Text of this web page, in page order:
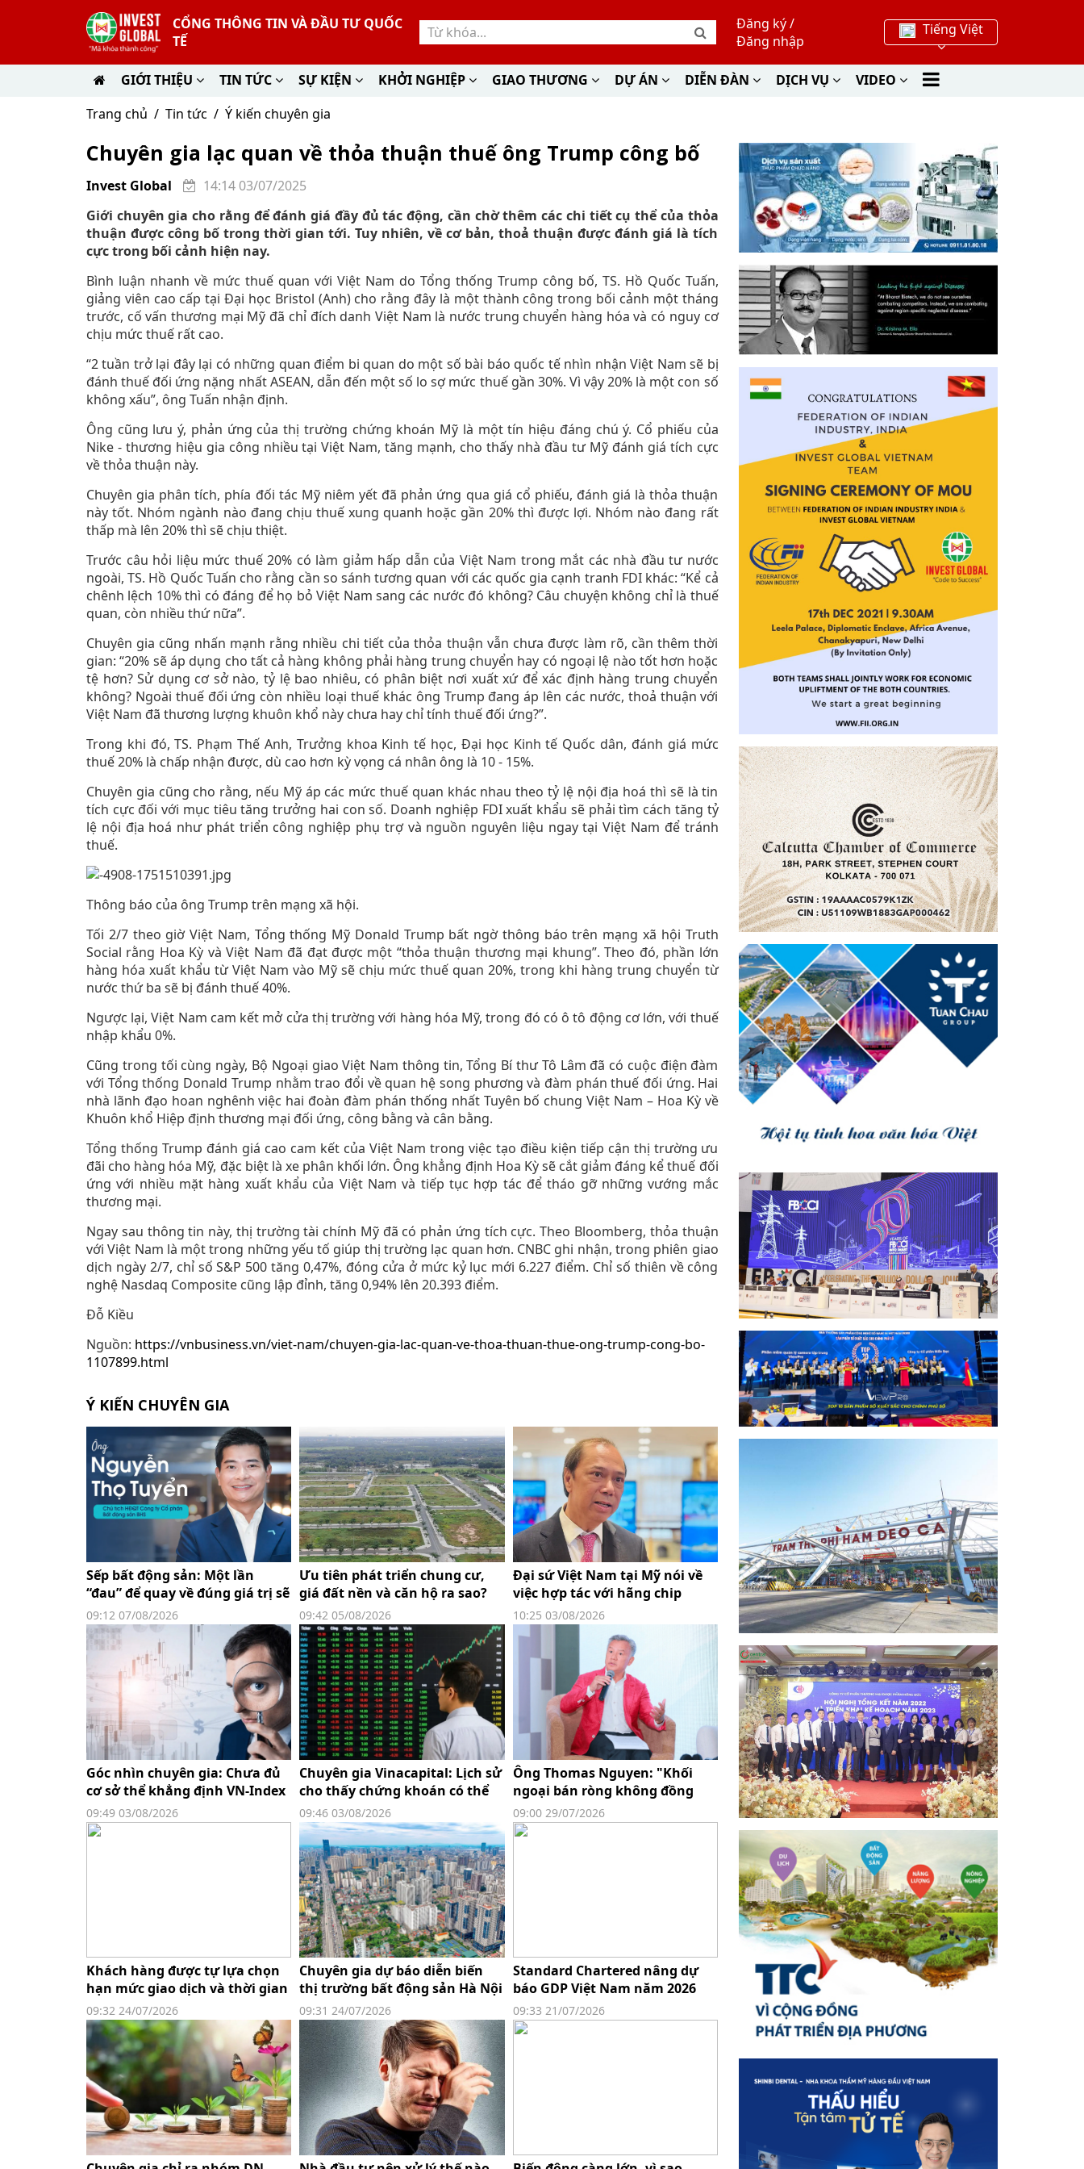
CỔNG THÔNG TIN VÀ ĐẦU TƯ QUỐC
TẾ
Đăng ký/
Đăng nhập
Tiếng Việt
GIỚI THIỆU TIN TỨC SỰ KIỆN KHỞI NGHIỆP GIAO THƯƠNG DỰ ÁN DIỄN ĐÀN DỊCH VỤ
VIDEO
Trang chủ
Tin tức Ý kiến chuyên gia
Chuyên gia lạc quan về thỏa thuận thuế ông Trump công bố
Invest Global
14:14 03/07/2025
Giới chuyên gia cho rằng để đánh giá đầy đủ tác động, cần chờ thêm các chi tiết cụ thể của thỏa
thuận được công bố trong thời gian tới. Tuy nhiên, về cơ bản, thoả thuận được đánh giá là tích
cực trong bối cảnh hiện nay.
Bình luận nhanh về mức thuế quan với Việt Nam do Tổng thống Trump công bố, TS. Hồ Quốc Tuấn,
giảng viên cao cấp tại Đại học Bristol (Anh) cho rằng đây là một thành công trong bối cảnh một tháng
trước, cố vấn thương mại Mỹ đã chỉ đích danh Việt Nam là nước trung chuyển hàng hóa và có nguy cơ
chịu mức thuế rất cao.
“2 tuần trở lại đây lại có những quan điểm bi quan do một số bài báo quốc tế nhìn nhận Việt Nam sẽ bị
đánh thuế đối ứng nặng nhất ASEAN, dẫn đến một số lo sợ mức thuế gần 30%. Vì vậy 20% là một con số
không xấu”, ông Tuấn nhận định.
Ông cũng lưu ý, phản ứng của thị trường chứng khoán Mỹ là một tín hiệu đáng chú ý. Cổ phiếu của
Nike - thương hiệu gia công nhiều tại Việt Nam, tăng mạnh, cho thấy nhà đầu tư Mỹ đánh giá tích cực
về thỏa thuận này.
Chuyên gia phân tích, phía đối tác Mỹ niêm yết đã phản ứng qua giá cổ phiếu, đánh giá là thỏa thuận
này tốt. Nhóm ngành nào đang chịu thuế xung quanh hoặc gần 20% thì được lợi. Nhóm nào đang rất
thấp mà lên 20% thì sẽ chịu thiệt.
Trước câu hỏi liệu mức thuế 20% có làm giảm hấp dẫn của Việt Nam trong mắt các nhà đầu tư nước
ngoài, TS. Hồ Quốc Tuấn cho rằng cần so sánh tương quan với các quốc gia cạnh tranh FDI khác: “Kể cả
chênh lệch 10% thì có đáng để họ bỏ Việt Nam sang các nước đó không? Câu chuyện không chỉ là thuế
quan, còn nhiều thứ nữa”.
Chuyên gia cũng nhấn mạnh rằng nhiều chi tiết của thỏa thuận vẫn chưa được làm rõ, cần thêm thời
gian: “20% sẽ áp dụng cho tất cả hàng không phải hàng trung chuyển hay có ngoại lệ nào tốt hơn hoặc
tệ hơn? Sử dụng cơ sở nào, tỷ lệ bao nhiêu, có phân biệt nơi xuất xứ để xác định hàng trung chuyển
không? Ngoài thuế đối ứng còn nhiều loại thuế khác ông Trump đang áp lên các nước, thoả thuận với
Việt Nam đã thương lượng khuôn khổ này chưa hay chỉ tính thuế đối ứng?”.
Trong khi đó, TS. Phạm Thế Anh, Trưởng khoa Kinh tế học, Đại học Kinh tế Quốc dân, đánh giá mức
thuế 20% là chấp nhận được, dù cao hơn kỳ vọng cá nhân ông là 10 - 15%.
Chuyên gia cũng cho rằng, nếu Mỹ áp các mức thuế quan khác nhau theo tỷ lệ nội địa hoá thì sẽ là tin
tích cực đối với mục tiêu tăng trưởng hai con số. Doanh nghiệp FDI xuất khẩu sẽ phải tìm cách tăng tỷ
lệ nội địa hoá như phát triển công nghiệp phụ trợ và nguồn nguyên liệu ngay tại Việt Nam để tránh
thuế.
Thông báo của ông Trump trên mạng xã hội.
Tối 2/7 theo giờ Việt Nam, Tổng thống Mỹ Donald Trump bất ngờ thông báo trên mạng xã hội Truth
Social rằng Hoa Kỳ và Việt Nam đã đạt được một “thỏa thuận thương mại khung”. Theo đó, phần lớn
hàng hóa xuất khẩu từ Việt Nam vào Mỹ sẽ chịu mức thuế quan 20%, trong khi hàng trung chuyển từ
nước thứ ba sẽ bị đánh thuế 40%.
Ngược lại, Việt Nam cam kết mở cửa thị trường với hàng hóa Mỹ, trong đó có ô tô động cơ lớn, với thuế
nhập khẩu 0%.
Cũng trong tối cùng ngày, Bộ Ngoại giao Việt Nam thông tin, Tổng Bí thư Tô Lâm đã có cuộc điện đàm
với Tổng thống Donald Trump nhằm trao đổi về quan hệ song phương và đàm phán thuế đối ứng. Hai
nhà lãnh đạo hoan nghênh việc hai đoàn đàm phán thống nhất Tuyên bố chung Việt Nam – Hoa Kỳ về
Khuôn khổ Hiệp định thương mại đối ứng, công bằng và cân bằng.
Tổng thống Trump đánh giá cao cam kết của Việt Nam trong việc tạo điều kiện tiếp cận thị trường ưu
đãi cho hàng hóa Mỹ, đặc biệt là xe phân khối lớn. Ông khẳng định Hoa Kỳ sẽ cắt giảm đáng kể thuế đối
ứng với nhiều mặt hàng xuất khẩu của Việt Nam và tiếp tục hợp tác để tháo gỡ những vướng mắc
thương mại.
Ngay sau thông tin này, thị trường tài chính Mỹ đã có phản ứng tích cực. Theo Bloomberg, thỏa thuận
với Việt Nam là một trong những yếu tố giúp thị trường lạc quan hơn. CNBC ghi nhận, trong phiên giao
dịch ngày 2/7, chỉ số S&P 500 tăng 0,47%, đóng cửa ở mức kỷ lục mới 6.227 điểm. Chỉ số thiên về công
nghệ Nasdaq Composite cũng lập đỉnh, tăng 0,94% lên 20.393 điểm.
Đỗ Kiều
Nguồn: https://vnbusiness.vn/viet-nam/chuyen-gia-lac-quan-ve-thoa-thuan-thue-ong-trump-cong-bo-
1107899.html
Ý KIẾN CHUYÊN GIA
Sếp bất động sản: Một lần
“đau” để quay về đúng giá trị sẽ
tốt hơn nhiều lần hưng phấn
ngắn hạn rồi lại phải trả giá
09:12 07/08/2026
Ưu tiên phát triển chung cư,
giá đất nền và căn hộ ra sao?
09:42 05/08/2026
Đại sứ Việt Nam tại Mỹ nói về
việc hợp tác với hãng chip
Nvidia
10:25 03/08/2026
Góc nhìn chuyên gia: Chưa đủ
cơ sở thể khẳng định VN-Index
đang ở đầu sóng lớn, tận dụng
nhịp hồi để cơ cấu danh mục
09:49 03/08/2026
Chuyên gia Vinacapital: Lịch sử
cho thấy chứng khoán có thể
hồi phục 80–100% sau mỗi cú
rơi mạnh
09:46 03/08/2026
Ông Thomas Nguyen: "Khối
ngoại bán ròng không đồng
nghĩa với việc rời khỏi thị
trường"
09:00 29/07/2026
Khách hàng được tự lựa chọn
hạn mức giao dịch và thời gian
chờ
09:32 24/07/2026
Chuyên gia dự báo diễn biến
thị trường bất động sản Hà Nội
từ nay đến cuối năm 2026
09:31 24/07/2026
Standard Chartered nâng dự
báo GDP Việt Nam năm 2026
lên 9,5%
09:33 21/07/2026